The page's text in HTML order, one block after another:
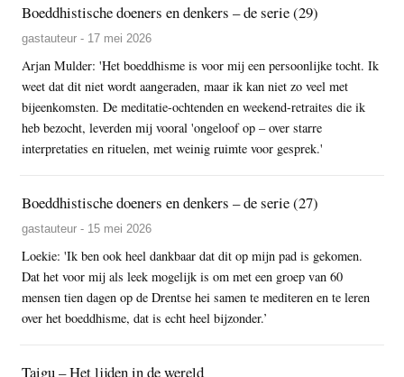
Boeddhistische doeners en denkers – de serie (29)
gastauteur - 17 mei 2026
Arjan Mulder: 'Het boeddhisme is voor mij een persoonlijke tocht. Ik
weet dat dit niet wordt aangeraden, maar ik kan niet zo veel met
bijeenkomsten. De meditatie-ochtenden en weekend-retraites die ik
heb bezocht, leverden mij vooral 'ongeloof op – over starre
interpretaties en rituelen, met weinig ruimte voor gesprek.'
Boeddhistische doeners en denkers – de serie (27)
gastauteur - 15 mei 2026
Loekie: 'Ik ben ook heel dankbaar dat dit op mijn pad is gekomen.
Dat het voor mij als leek mogelijk is om met een groep van 60
mensen tien dagen op de Drentse hei samen te mediteren en te leren
over het boeddhisme, dat is echt heel bijzonder.’
Taigu – Het lijden in de wereld